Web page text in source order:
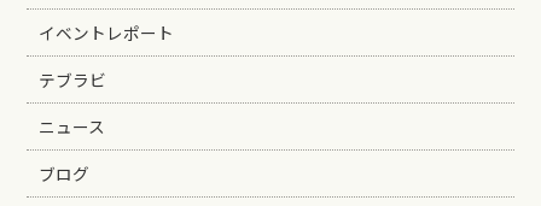
イベントレポート
テブラビ
ニュース
ブログ